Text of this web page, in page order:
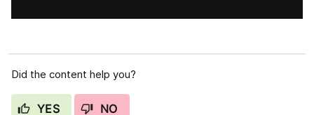
Did the content help you?
YES NO